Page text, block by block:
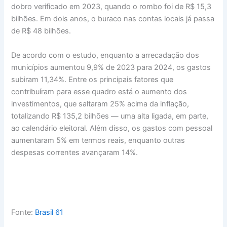
dobro verificado em 2023, quando o rombo foi de R$ 15,3
bilhões. Em dois anos, o buraco nas contas locais já passa
de R$ 48 bilhões.
De acordo com o estudo, enquanto a arrecadação dos
municípios aumentou 9,9% de 2023 para 2024, os gastos
subiram 11,34%. Entre os principais fatores que
contribuíram para esse quadro está o aumento dos
investimentos, que saltaram 25% acima da inflação,
totalizando R$ 135,2 bilhões — uma alta ligada, em parte,
ao calendário eleitoral. Além disso, os gastos com pessoal
aumentaram 5% em termos reais, enquanto outras
despesas correntes avançaram 14%.
Fonte: Brasil 61